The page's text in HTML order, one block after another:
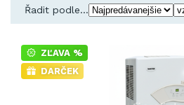
Řadit podle...
ZĽAVA %
DARČEK